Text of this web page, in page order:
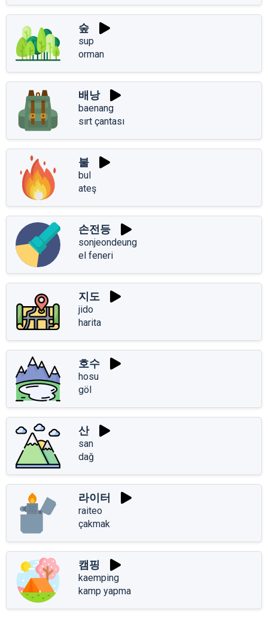
숲
sup
orman
배낭
baenang
sırt çantası
불
bul
ateş
손전등
sonjeondeung
el feneri
지도
jido
harita
호수
hosu
göl
산
san
dağ
라이터
raiteo
çakmak
캠핑
kaemping
kamp yapma